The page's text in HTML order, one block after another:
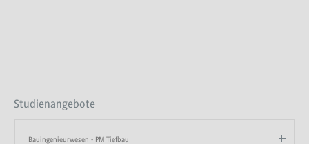
Studienangebote
Bauingenieurwesen - PM Tiefbau